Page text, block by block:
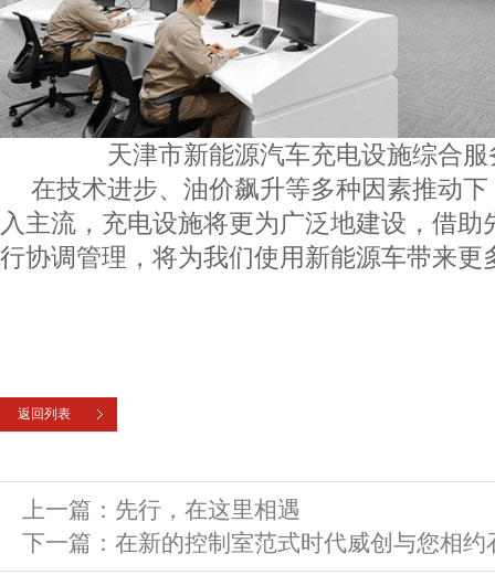
天津市新能源汽车充电设施综合
在技术进步、油价飙升等多种因素推动
入主流，充电设施将更为广泛地建设，借
行协调管理，将为我们使用新能源车带来更
返回列表
上一篇： 先行，在这里相遇
下一篇： 在新的控制室范式时代威创与您相约